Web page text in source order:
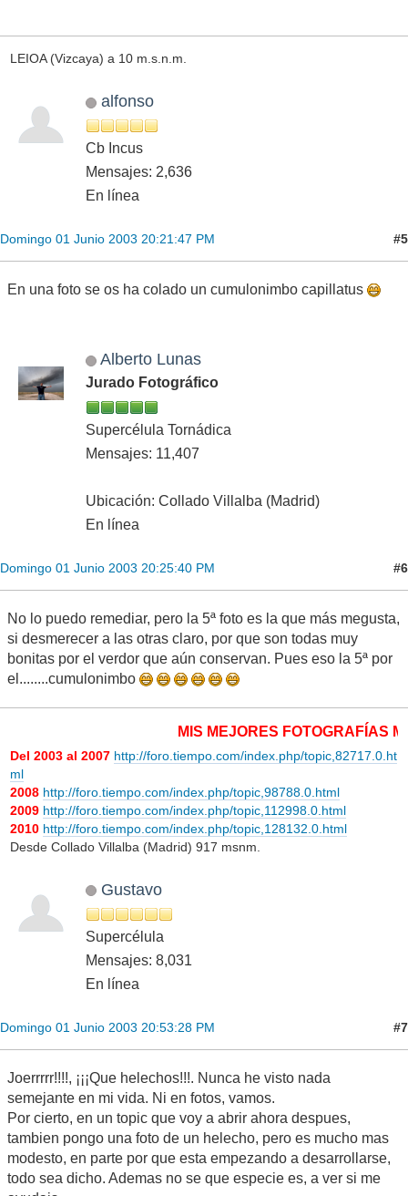
LEIOA (Vizcaya) a 10 m.s.n.m.
alfonso
Cb Incus
Mensajes: 2,636
En línea
Domingo 01 Junio 2003 20:21:47 PM #5
En una foto se os ha colado un cumulonimbo capillatus
Alberto Lunas
Jurado Fotográfico
Supercélula Tornádica
Mensajes: 11,407
Ubicación: Collado Villalba (Madrid)
En línea
Domingo 01 Junio 2003 20:25:40 PM #6
No lo puedo remediar, pero la 5ª foto es la que más megusta,
si desmerecer a las otras claro, por que son todas muy
bonitas por el verdor que aún conservan. Pues eso la 5ª por
el........cumulonimbo
MIS MEJORES FOTOGRAFÍAS
Del 2003 al 2007 http://foro.tiempo.com/index.php/topic,82717.0.ht
ml
2008 http://foro.tiempo.com/index.php/topic,98788.0.html
2009 http://foro.tiempo.com/index.php/topic,112998.0.html
2010 http://foro.tiempo.com/index.php/topic,128132.0.html
Desde Collado Villalba (Madrid) 917 msnm.
Gustavo
Supercélula
Mensajes: 8,031
En línea
Domingo 01 Junio 2003 20:53:28 PM #7
Joerrrrr!!!!, ¡¡¡Que helechos!!!. Nunca he visto nada
semejante en mi vida. Ni en fotos, vamos.
Por cierto, en un topic que voy a abrir ahora despues,
tambien pongo una foto de un helecho, pero es mucho mas
modesto, en parte por que esta empezando a desarrollarse,
todo sea dicho. Ademas no se que especie es, a ver si me